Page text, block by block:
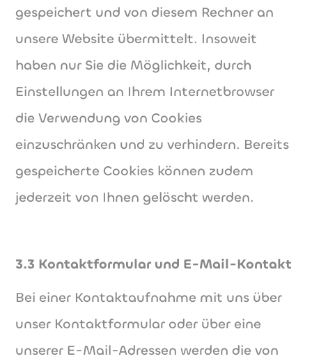
gespeichert und von diesem Rechner an
unsere Website übermittelt. Insoweit
haben nur Sie die Möglichkeit, durch
Einstellungen an Ihrem Internetbrowser
die Verwendung von Cookies
einzuschränken und zu verhindern. Bereits
gespeicherte Cookies können zudem
jederzeit von Ihnen gelöscht werden.
3.3 Kontaktformular und E-Mail-Kontakt
Bei einer Kontaktaufnahme mit uns über
unser Kontaktformular oder über eine
unserer E-Mail-Adressen werden die von